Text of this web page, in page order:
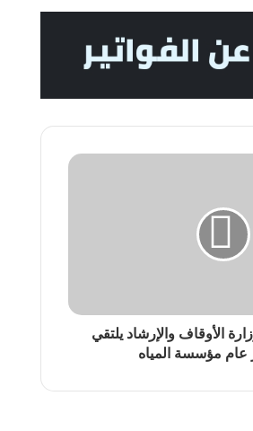
الأوقاف والإرشاد يلتقي
عام مؤسسة المياه